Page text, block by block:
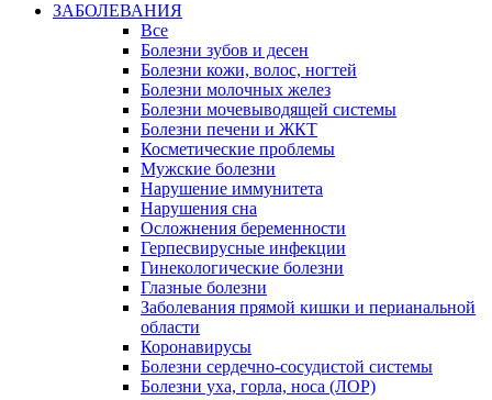
ЗАБОЛЕВАНИЯ
Все
Болезни зубов и десен
Болезни кожи, волос, ногтей
Болезни молочных желез
Болезни мочевыводящей системы
Болезни печени и ЖКТ
Косметические проблемы
Мужские болезни
Нарушение иммунитета
Нарушения сна
Осложнения беременности
Герпесвирусные инфекции
Гинекологические болезни
Глазные болезни
Заболевания прямой кишки и перианальной
области
Коронавирусы
Болезни сердечно-сосудистой системы
Болезни уха, горла, носа (ЛОР)